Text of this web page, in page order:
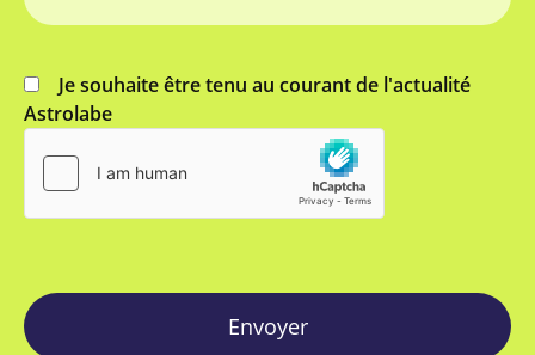
Je souhaite être tenu au courant de l'actualité
Astrolabe
Envoyer